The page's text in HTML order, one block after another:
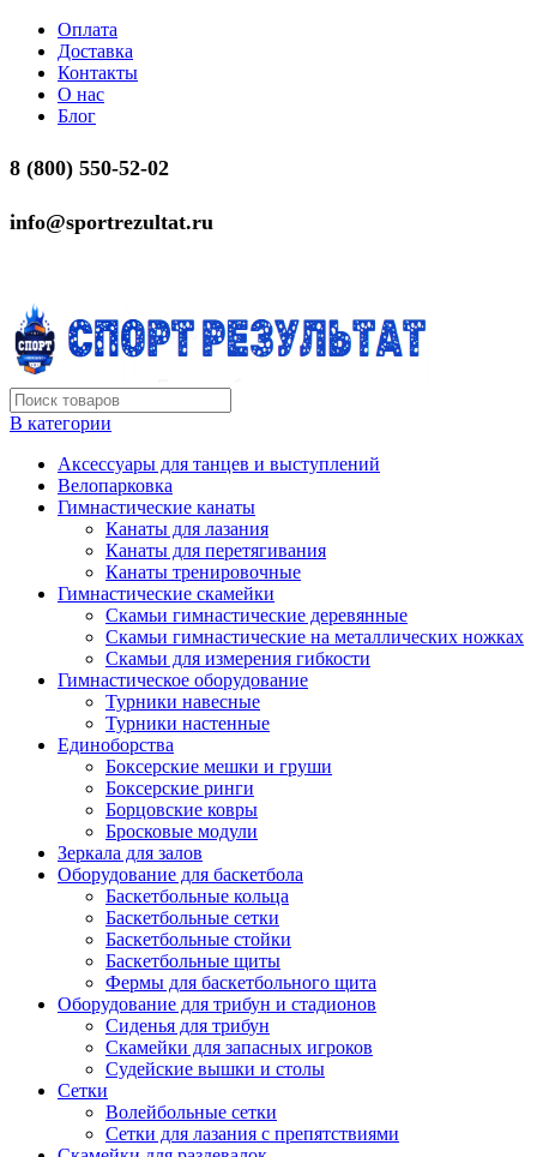
Оплата
Доставка
Контакты
О нас
Блог
8 (800) 550-52-02
info@sportrezultat.ru
В категории
Аксессуары для танцев и выступлений
Велопарковка
Гимнастические канаты
Канаты для лазания
Канаты для перетягивания
Канаты тренировочные
Гимнастические скамейки
Скамьи гимнастические деревянные
Скамьи гимнастические на металлических ножках
Скамьи для измерения гибкости
Гимнастическое оборудование
Турники навесные
Турники настенные
Единоборства
Боксерские мешки и груши
Боксерские ринги
Борцовские ковры
Бросковые модули
Зеркала для залов
Оборудование для баскетбола
Баскетбольные кольца
Баскетбольные сетки
Баскетбольные стойки
Баскетбольные щиты
Фермы для баскетбольного щита
Оборудование для трибун и стадионов
Сиденья для трибун
Скамейки для запасных игроков
Судейские вышки и столы
Сетки
Волейбольные сетки
Сетки для лазания с препятствиями